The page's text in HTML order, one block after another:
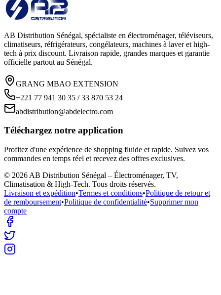
AB Distribution Sénégal, spécialiste en électroménager, téléviseurs,
climatiseurs, réfrigérateurs, congélateurs, machines à laver et high-
tech à prix discount. Livraison rapide, grandes marques et garantie
officielle partout au Sénégal.
GRANG MBAO EXTENSION
+221 77 941 30 35 / 33 870 53 24
abdistribution@abdelectro.com
Téléchargez notre application
Profitez d'une expérience de shopping fluide et rapide. Suivez vos
commandes en temps réel et recevez des offres exclusives.
© 2026 AB Distribution Sénégal – Électroménager, TV,
Climatisation & High-Tech. Tous droits réservés.
Livraison et expédition•Termes et conditions•Politique de retour et
de remboursement•Politique de confidentialité•Supprimer mon
compte